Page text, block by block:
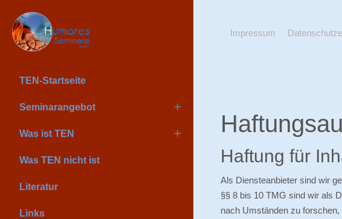
TEN-Startseite
Seminarangebot
Was ist TEN
Was TEN nicht ist
Literatur
Links
Impressum
Haftung für
Als Diensteanbieter sind wir
§§ 8 bis 10 TMG sind wir als
nach Umständen zu